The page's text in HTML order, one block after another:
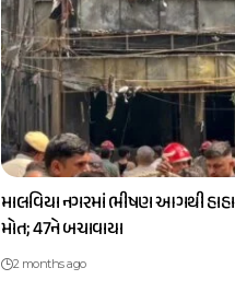
માલવિયા નગરમાં ભીષણ આગથી
મોત; 47ને બચાવાયા
2 months ago